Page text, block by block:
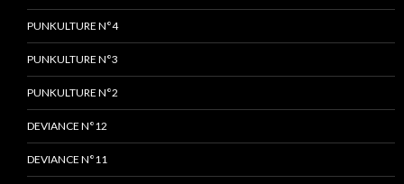
PUNKULTURE N°4
PUNKULTURE N°3
PUNKULTURE N°2
DEVIANCE N°12
DEVIANCE N°11